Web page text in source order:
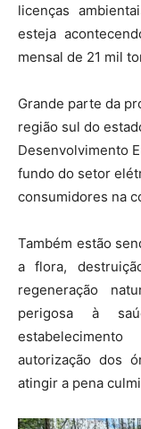
licenças
esteja
mensal de 21 mil
Grande parte da
região sul do
Desenvolvimento
fundo do setor
consumidores na
Também estão
a flora,
regeneração
perigosa à
autorização dos
atingir a pena